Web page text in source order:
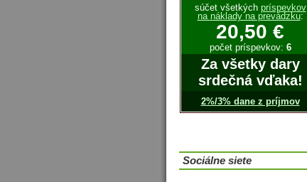
súčet všetkých príspevkov
na náklady na prevádzku:
20,50 €
počet príspevkov: 6
Za všetky dary
srdečná vďaka!
2%/3% dane z príjmov
Sociálne siete